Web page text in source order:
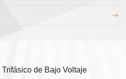
Trifásico de Bajo Voltaje